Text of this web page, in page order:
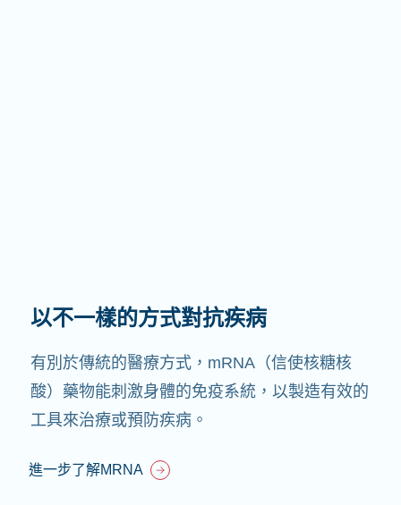
以不一樣的方式對抗疾病
有別於傳統的醫療方式，mRNA（信使核糖核
酸）藥物能刺激身體的免疫系統，以製造有效的
工具來治療或預防疾病。
進一步了解MRNA